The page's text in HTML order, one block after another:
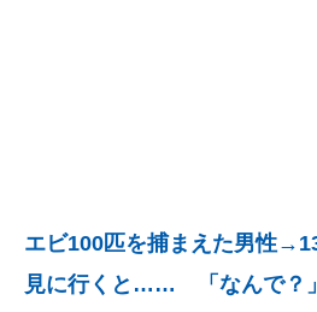
建設×テクノロジーの最前線
ちょっと気になるネットの話題
エビ100匹を捕まえた男性
見に行くと…… 「なんで？